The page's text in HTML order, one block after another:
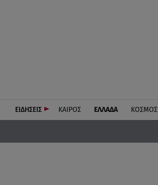
ΕΙΔΗΣΕΙΣ ΚΑΙΡΟΣ ΕΛΛΑΔΑ ΚΟΣΜΟΣ